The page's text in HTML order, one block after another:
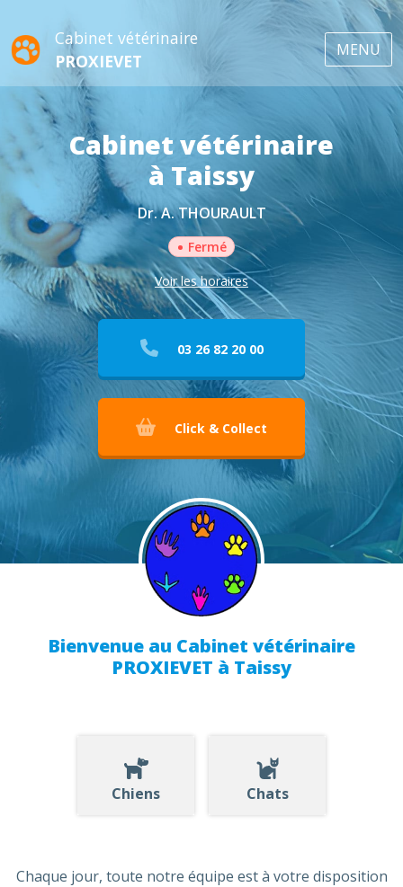
Cabinet vétérinaire
PROXIEVET
MENU
Cabinet vétérinaire
à Taissy
Dr. A. THOURAULT
• Fermé
Voir les horaires
03 26 82 20 00
Click & Collect
Bienvenue au Cabinet vétérinaire
PROXIEVET à Taissy
Chiens Chats
Chaque jour, toute notre équipe est à votre disposition